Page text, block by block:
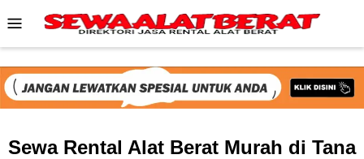
to
content
Mobile
Menu
Sewa Rental Alat Berat Murah di Tana